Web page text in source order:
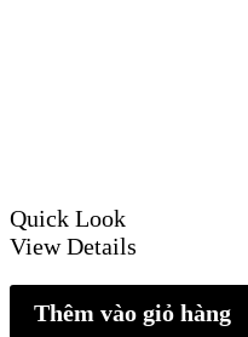
Quick Look
View Details
Thêm vào giỏ hàng